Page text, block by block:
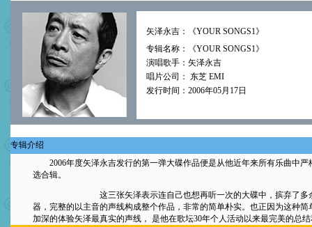
矢泽永吉：《YOUR SONGS1》
专辑名称：《YOUR SONGS1》
演唱歌手：矢泽永吉
唱片公司： 东芝 EMI
发行时间：2006年05月17日
专辑介绍
2006年度矢泽永吉发行的第一弹大碟作品便是从他近年来所有乐曲中严
选合辑。
这三张矢泽表示连自己也想再听一次的大碟中，摈弃了多余
器，完整的以主音的声线构成整个作品，非常的简单朴实。也正因为这种简
加深的体验矢泽最真实的声线， 是他在歌坛30年个人活动以来最完美的总